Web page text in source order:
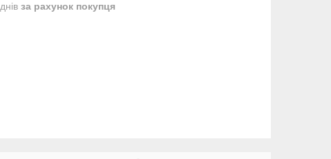
за рахунок покупця